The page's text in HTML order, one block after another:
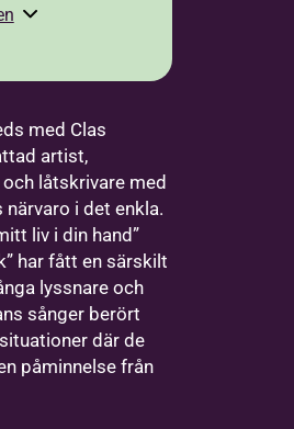
med Clas
artist,
låtskrivare med
i det enkla.
liv i din hand”
har fått en särskilt
lyssnare och
sånger berört
där de
påminnelse från